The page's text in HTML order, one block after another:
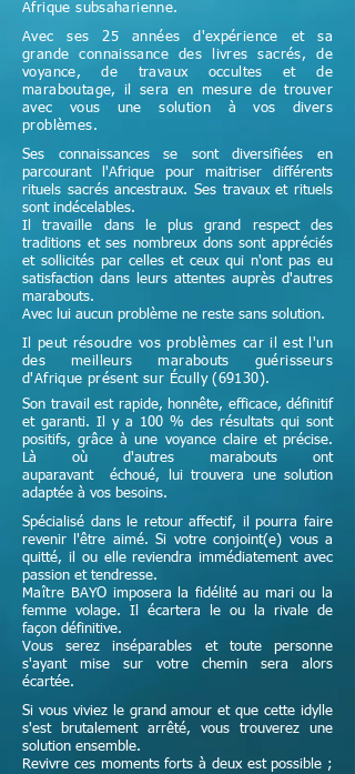
Afrique subsaharienne.
Avec ses 25 années d'expérience et sa
grande connaissance des livres sacrés, de
voyance, de travaux occultes et de
maraboutage, il sera en mesure de trouver
avec vous une solution à vos divers
problèmes.
Ses connaissances se sont diversifiées en
parcourant l'Afrique pour maitriser différents
rituels sacrés ancestraux. Ses travaux et rituels
sont indécelables.
Il travaille dans le plus grand respect des
traditions et ses nombreux dons sont appréciés
et sollicités par celles et ceux qui n'ont pas eu
satisfaction dans leurs attentes auprès d'autres
marabouts.
Avec lui aucun problème ne reste sans solution.
Il peut résoudre vos problèmes car il est l'un
des meilleurs marabouts guérisseurs
d'Afrique présent sur Écully (69130).
Son travail est rapide, honnête, efficace, définitif
et garanti. Il y a 100 % des résultats qui sont
positifs, grâce à une voyance claire et précise.
Là où d'autres marabouts ont
auparavant échoué, lui trouvera une solution
adaptée à vos besoins.
Spécialisé dans le retour affectif, il pourra faire
revenir l'être aimé. Si votre conjoint(e) vous a
quitté, il ou elle reviendra immédiatement avec
passion et tendresse.
Maître BAYO imposera la fidélité au mari ou la
femme volage. Il écartera le ou la rivale de
façon définitive.
Vous serez inséparables et toute personne
s'ayant mise sur votre chemin sera alors
écartée.
Si vous viviez le grand amour et que cette idylle
s'est brutalement arrêté, vous trouverez une
solution ensemble.
Revivre ces moments forts à deux est possible ;